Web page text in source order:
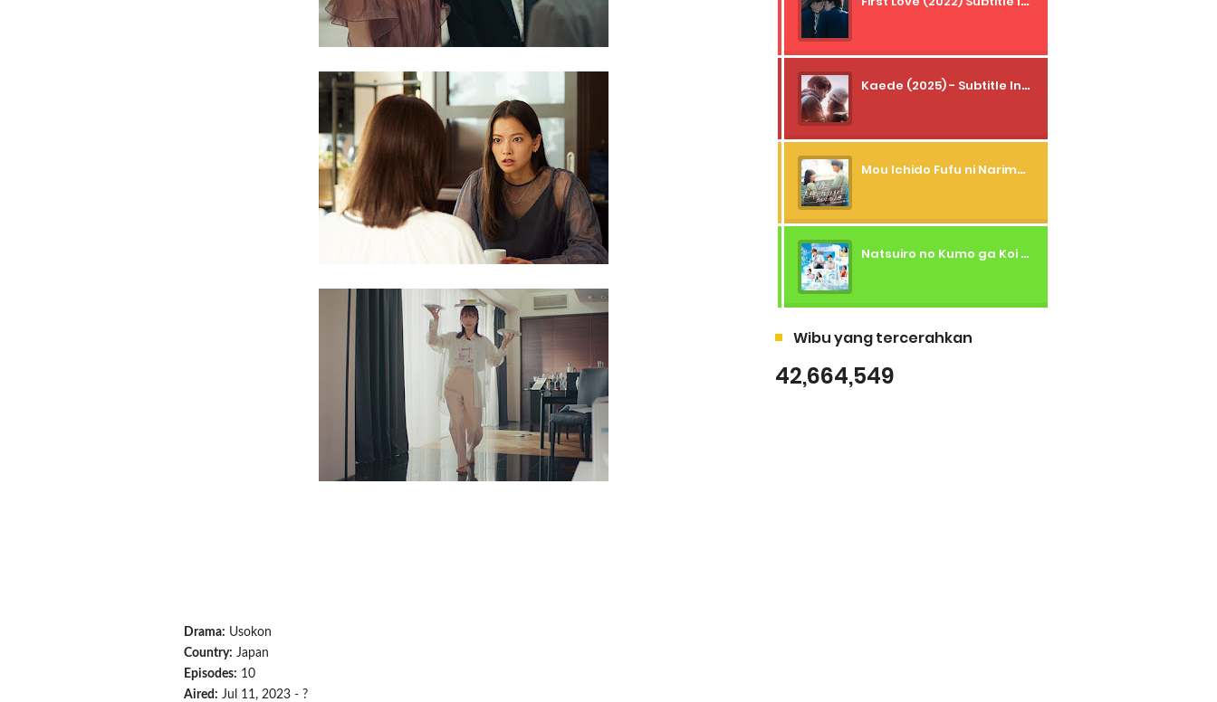
Drama: Usokon
Country: Japan
Episodes: 10
Aired: Jul 11, 2023 - ?
Kaede (2025) - Subtitle Indonesia
Mou Ichido Fufu ni Narimasu ka? (2026) - 01 Subtitle Indonesia
Natsuiro no Kumo ga Koi to Arashi wo Makiokosu (2026) - 01 Subtitle Indonesia
Wibu yang tercerahkan
42,664,549